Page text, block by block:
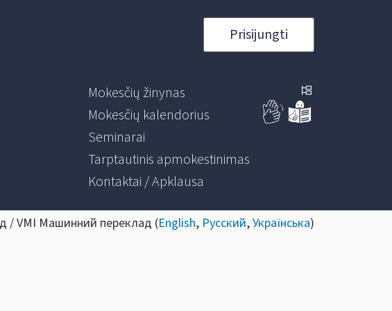
Prisijungti
Mokesčių žinynas
Mokesčių kalendorius
Seminarai
Tarptautinis apmokestinimas
Kontaktai / Apklausa
/ VMI Машинний переклад (English, Русский,Українська)